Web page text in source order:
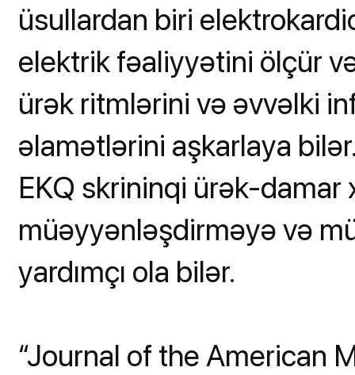
üsullardan biri
elektrik fəaliyyətini ölçür
ürək ritmlərini və əvvəlki
əlamətlərini aşkarlaya
EKQ skrininqi ürək-
müəyyənləşdirməyə və
yardımçı ola bilər.
“Journal of the American